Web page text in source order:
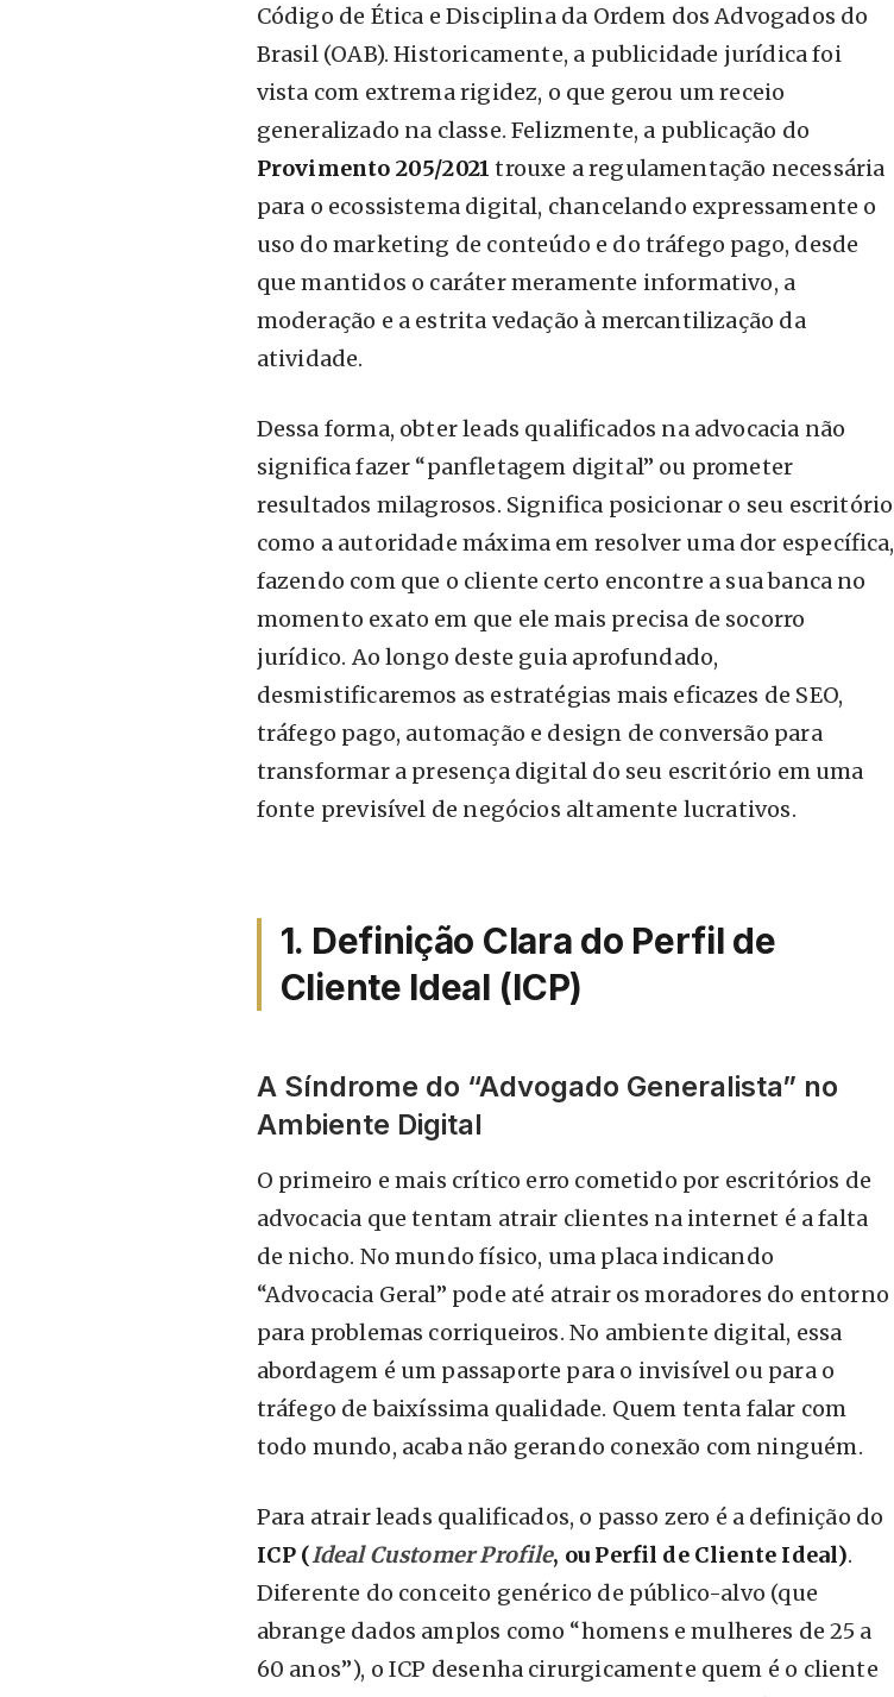
Código de Ética e Disciplina da Ordem dos Advogados do
Brasil (OAB). Historicamente, a publicidade jurídica foi
vista com extrema rigidez, o que gerou um receio
generalizado na classe. Felizmente, a publicação do
Provimento 205/2021 trouxe a regulamentação necessária
para o ecossistema digital, chancelando expressamente o
uso do marketing de conteúdo e do tráfego pago, desde
que mantidos o caráter meramente informativo, a
moderação e a estrita vedação à mercantilização da
atividade.
Dessa forma, obter leads qualificados na advocacia não
significa fazer “panfletagem digital” ou prometer
resultados milagrosos. Significa posicionar o seu escritório
como a autoridade máxima em resolver uma dor específica,
fazendo com que o cliente certo encontre a sua banca no
momento exato em que ele mais precisa de socorro
jurídico. Ao longo deste guia aprofundado,
desmistificaremos as estratégias mais eficazes de SEO,
tráfego pago, automação e design de conversão para
transformar a presença digital do seu escritório em uma
fonte previsível de negócios altamente lucrativos.
1. Definição Clara do Perfil de
Cliente Ideal (ICP)
A Síndrome do “Advogado Generalista” no
Ambiente Digital
O primeiro e mais crítico erro cometido por escritórios de
advocacia que tentam atrair clientes na internet é a falta
de nicho. No mundo físico, uma placa indicando
“Advocacia Geral” pode até atrair os moradores do entorno
para problemas corriqueiros. No ambiente digital, essa
abordagem é um passaporte para o invisível ou para o
tráfego de baixíssima qualidade. Quem tenta falar com
todo mundo, acaba não gerando conexão com ninguém.
Para atrair leads qualificados, o passo zero é a definição do
ICP (Ideal Customer Profile, ou Perfil de Cliente Ideal).
Diferente do conceito genérico de público-alvo (que
abrange dados amplos como “homens e mulheres de 25 a
60 anos”), o ICP desenha cirurgicamente quem é o cliente